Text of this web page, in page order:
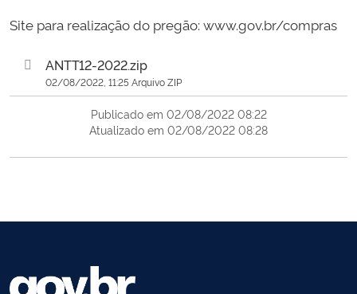
Site para realização do pregão: www.gov.br/compras
ANTT12-2022.zip
02/08/2022, 11:25 Arquivo ZIP
Publicado em 02/08/2022 08:22
Atualizado em 02/08/2022 08:28